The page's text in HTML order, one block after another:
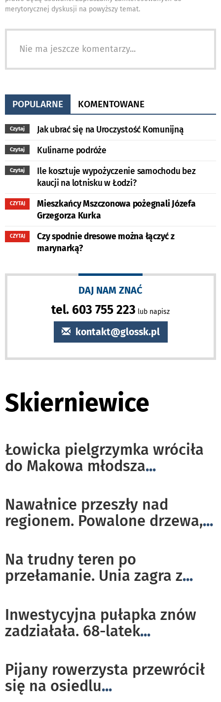
merytorycznej dyskusji na powyższy temat.
Nie ma jeszcze komentarzy...
POPULARNE KOMENTOWANE
Czytaj Jak ubrać się na Uroczystość Komunijną
Czytaj Kulinarne podróże
Czytaj
Ile kosztuje wypożyczenie samochodu bez
kaucji na lotnisku w Łodzi?
CZYTAJ
Mieszkańcy Mszczonowa pożegnali Józefa
Grzegorza Kurka
CZYTAJ
Czy spodnie dresowe można łączyć z
marynarką?
DAJ NAM ZNAĆ
tel. 603 755 223 lub napisz
kontakt@glossk.pl
Skierniewice
Łowicka pielgrzymka wróciła
do Makowa młodsza...
Nawałnice przeszły nad
regionem. Powalone drzewa,...
Na trudny teren po
przełamanie. Unia zagra z...
Inwestycyjna pułapka znów
zadziałała. 68-latek...
Pijany rowerzysta przewrócił
się na osiedlu...